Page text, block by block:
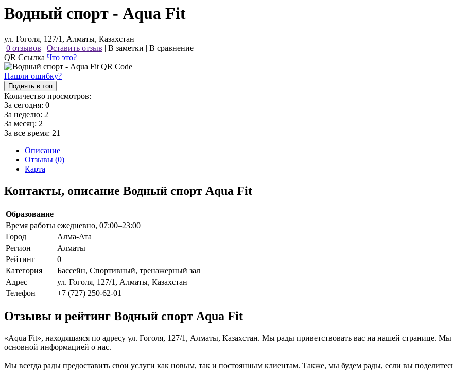
Водный спорт - Aqua Fit
ул. Гоголя, 127/1, Алматы, Казахстан
0 отзывов | Оставить отзыв | В заметки | В сравнение
QR Ссылка Что это?
Нашли ошибку?
Поднять в топ
Количество просмотров:
За сегодня: 0
За неделю: 2
За месяц: 2
За все время: 21
Описание
Отзывы (0)
Карта
Контакты, описание Водный спорт Aqua Fit
Образование
Время работы ежедневно, 07:00–23:00
Город
Алма-Ата
Регион
Алматы
Рейтинг
0
Категория
Бассейн, Спортивный, тренажерный зал
Адрес
ул. Гоголя, 127/1, Алматы, Казахстан
Телефон
+7 (727) 250-62-01
Отзывы и рейтинг Водный спорт Aqua Fit
«Aqua Fit», находящаяся по адресу ул. Гоголя, 127/1, Алматы, Казахстан. Мы рады приветствовать вас на нашей странице.
основной информацией о нас.
Мы всегда рады предоставить свои услуги как новым, так и постоянным клиентам. Также, мы будем рады, если вы